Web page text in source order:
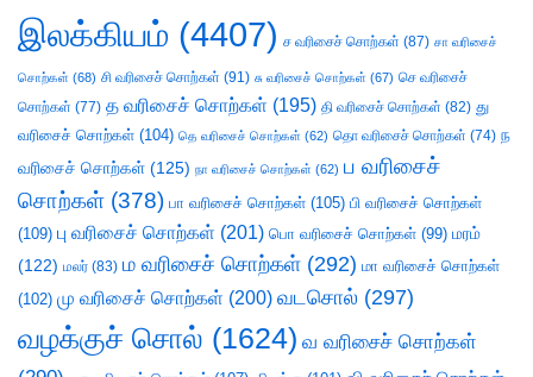
இலக்கியம் (4407) ச வரிசைச் சொற்கள் (87) சா வரிசைச்
சொற்கள் (68) சி வரிசைச் சொற்கள் (91) சு வரிசைச் சொற்கள் (67) செ வரிசைச்
சொற்கள் (77) த வரிசைச் சொற்கள் (195) தி வரிசைச் சொற்கள் (82) து
வரிசைச் சொற்கள் (104) தெ வரிசைச் சொற்கள் (62) தொ வரிசைச் சொற்கள் (74) ந
வரிசைச் சொற்கள் (125) நா வரிசைச் சொற்கள் (62) ப வரிசைச்
சொற்கள் (378) பா வரிசைச் சொற்கள் (105) பி வரிசைச் சொற்கள்
(109) பு வரிசைச் சொற்கள் (201) பொ வரிசைச் சொற்கள் (99) மரம்
(122) மலர் (83) ம வரிசைச் சொற்கள் (292) மா வரிசைச் சொற்கள்
(102) மு வரிசைச் சொற்கள் (200) வடசொல் (297)
வழக்குச் சொல் (1624) வ வரிசைச் சொற்கள்